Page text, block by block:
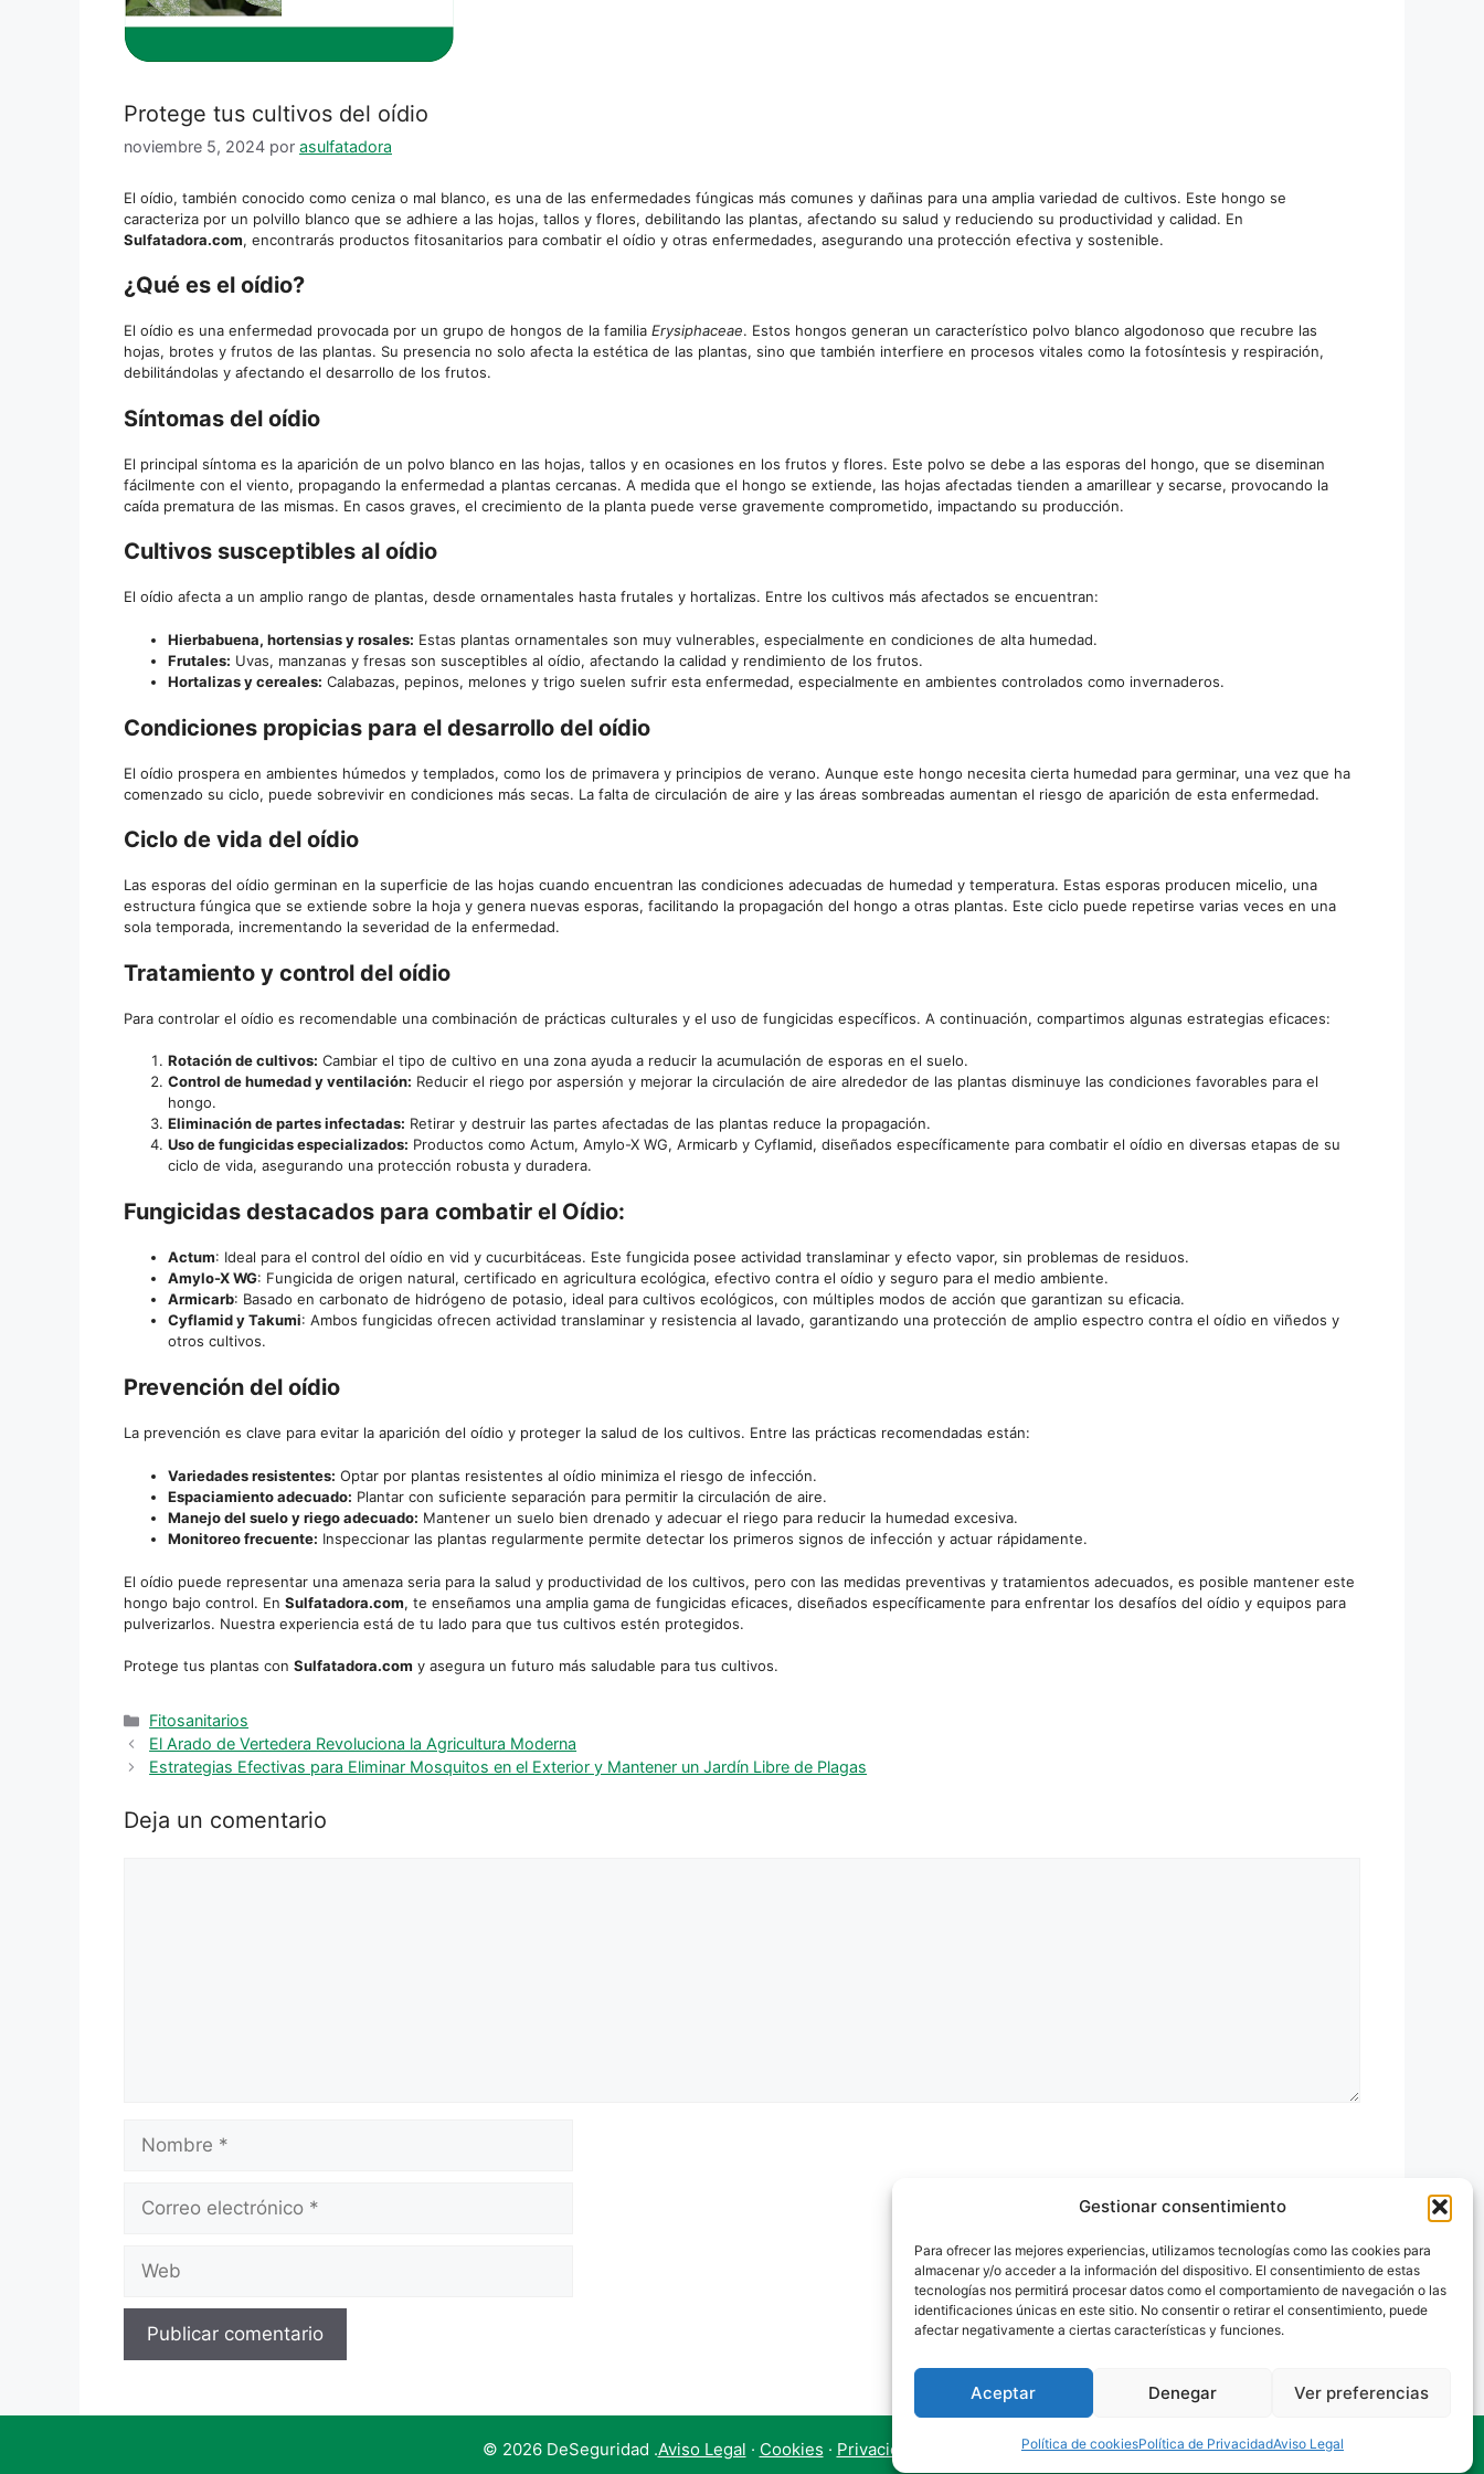
Gestionar consentimiento
Para ofrecer las mejores experiencias, utilizamos tecnologías como las cookies para
almacenar y/o acceder a la información del dispositivo. El consentimiento de estas
tecnologías nos permitirá procesar datos como el comportamiento de navegación o las
identificaciones únicas en este sitio. No consentir o retirar el consentimiento, puede
afectar negativamente a ciertas características y funciones.
Aceptar Denegar Ver preferencias
Política de cookiesPolítica de PrivacidadAviso Legal
Protege tus cultivos del oídio
noviembre 5, 2024 por asulfatadora
El oídio, también conocido como ceniza o mal blanco, es una de las enfermedades fúngicas más comunes y dañinas para una amplia variedad de cultivos. Este hongo se
caracteriza por un polvillo blanco que se adhiere a las hojas, tallos y flores, debilitando las plantas, afectando su salud y reduciendo su productividad y calidad. En
Sulfatadora.com, encontrarás productos fitosanitarios para combatir el oídio y otras enfermedades, asegurando una protección efectiva y sostenible.
¿Qué es el oídio?
El oídio es una enfermedad provocada por un grupo de hongos de la familia Erysiphaceae. Estos hongos generan un característico polvo blanco algodonoso que recubre las
hojas, brotes y frutos de las plantas. Su presencia no solo afecta la estética de las plantas, sino que también interfiere en procesos vitales como la fotosíntesis y respiración,
debilitándolas y afectando el desarrollo de los frutos.
Síntomas del oídio
El principal síntoma es la aparición de un polvo blanco en las hojas, tallos y en ocasiones en los frutos y flores. Este polvo se debe a las esporas del hongo, que se diseminan
fácilmente con el viento, propagando la enfermedad a plantas cercanas. A medida que el hongo se extiende, las hojas afectadas tienden a amarillear y secarse, provocando la
caída prematura de las mismas. En casos graves, el crecimiento de la planta puede verse gravemente comprometido, impactando su producción.
Cultivos susceptibles al oídio
El oídio afecta a un amplio rango de plantas, desde ornamentales hasta frutales y hortalizas. Entre los cultivos más afectados se encuentran:
Hierbabuena, hortensias y rosales: Estas plantas ornamentales son muy vulnerables, especialmente en condiciones de alta humedad.
Frutales: Uvas, manzanas y fresas son susceptibles al oídio, afectando la calidad y rendimiento de los frutos.
Hortalizas y cereales: Calabazas, pepinos, melones y trigo suelen sufrir esta enfermedad, especialmente en ambientes controlados como invernaderos.
Condiciones propicias para el desarrollo del oídio
El oídio prospera en ambientes húmedos y templados, como los de primavera y principios de verano. Aunque este hongo necesita cierta humedad para germinar, una vez que ha
comenzado su ciclo, puede sobrevivir en condiciones más secas. La falta de circulación de aire y las áreas sombreadas aumentan el riesgo de aparición de esta enfermedad.
Ciclo de vida del oídio
Las esporas del oídio germinan en la superficie de las hojas cuando encuentran las condiciones adecuadas de humedad y temperatura. Estas esporas producen micelio, una
estructura fúngica que se extiende sobre la hoja y genera nuevas esporas, facilitando la propagación del hongo a otras plantas. Este ciclo puede repetirse varias veces en una
sola temporada, incrementando la severidad de la enfermedad.
Tratamiento y control del oídio
Para controlar el oídio es recomendable una combinación de prácticas culturales y el uso de fungicidas específicos. A continuación, compartimos algunas estrategias eficaces:
Rotación de cultivos: Cambiar el tipo de cultivo en una zona ayuda a reducir la acumulación de esporas en el suelo.
Control de humedad y ventilación: Reducir el riego por aspersión y mejorar la circulación de aire alrededor de las plantas disminuye las condiciones favorables para el
hongo.
Eliminación de partes infectadas: Retirar y destruir las partes afectadas de las plantas reduce la propagación.
Uso de fungicidas especializados: Productos como Actum, Amylo-X WG, Armicarb y Cyflamid, diseñados específicamente para combatir el oídio en diversas etapas de su
ciclo de vida, asegurando una protección robusta y duradera.
Fungicidas destacados para combatir el Oídio:
Actum: Ideal para el control del oídio en vid y cucurbitáceas. Este fungicida posee actividad translaminar y efecto vapor, sin problemas de residuos.
Amylo-X WG: Fungicida de origen natural, certificado en agricultura ecológica, efectivo contra el oídio y seguro para el medio ambiente.
Armicarb: Basado en carbonato de hidrógeno de potasio, ideal para cultivos ecológicos, con múltiples modos de acción que garantizan su eficacia.
Cyflamid y Takumi: Ambos fungicidas ofrecen actividad translaminar y resistencia al lavado, garantizando una protección de amplio espectro contra el oídio en viñedos y
otros cultivos.
Prevención del oídio
La prevención es clave para evitar la aparición del oídio y proteger la salud de los cultivos. Entre las prácticas recomendadas están:
Variedades resistentes: Optar por plantas resistentes al oídio minimiza el riesgo de infección.
Espaciamiento adecuado: Plantar con suficiente separación para permitir la circulación de aire.
Manejo del suelo y riego adecuado: Mantener un suelo bien drenado y adecuar el riego para reducir la humedad excesiva.
Monitoreo frecuente: Inspeccionar las plantas regularmente permite detectar los primeros signos de infección y actuar rápidamente.
El oídio puede representar una amenaza seria para la salud y productividad de los cultivos, pero con las medidas preventivas y tratamientos adecuados, es posible mantener este
hongo bajo control. En Sulfatadora.com, te enseñamos una amplia gama de fungicidas eficaces, diseñados específicamente para enfrentar los desafíos del oídio y equipos para
pulverizarlos. Nuestra experiencia está de tu lado para que tus cultivos estén protegidos.
Protege tus plantas con Sulfatadora.com y asegura un futuro más saludable para tus cultivos.
Categorías
Fitosanitarios
El Arado de Vertedera Revoluciona la Agricultura Moderna
Estrategias Efectivas para Eliminar Mosquitos en el Exterior y Mantener un Jardín Libre de Plagas
Deja un comentario
electrónico
© 2026 DeSeguridad .Aviso Legal · Cookies · Privacidad